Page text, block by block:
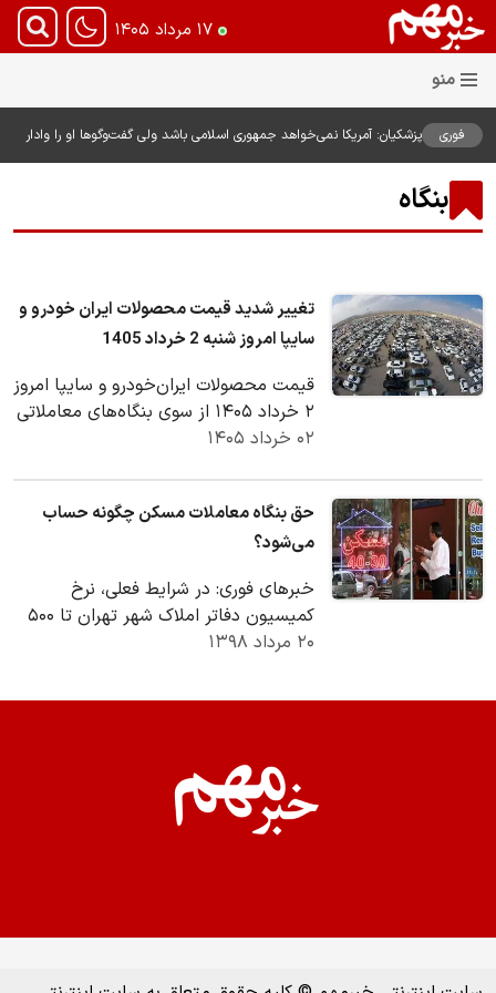
۱۷ مرداد ۱۴۰۵
فوری
پزشکیان: آمریکا نمی‌خواهد جمهوری اسلامی باشد ولی گفت‌وگوها او را وادار
بنگاه
تغییر شدید قیمت محصولات ایران خودرو و
سایپا امروز شنبه 2 خرداد 1405
قیمت محصولات ایران‌خودرو و سایپا امروز
۲ خرداد ۱۴۰۵ از سوی بنگاه‌های معاملاتی
اعلام شد.
۰۲ خرداد ۱۴۰۵
حق بنگاه معاملات مسکن چگونه حساب
می‌شود؟
خبرهای فوری: در شرایط فعلی، نرخ
کمیسیون دفاتر املاک شهر تهران تا ۵۰۰
۲۰ مرداد ۱۳۹۸